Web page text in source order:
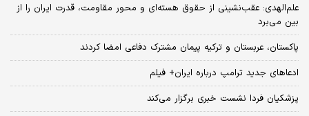
علم‌الهدی: عقب‌نشینی از حقوق هسته‌ای و محور مقاومت، قدرت ایران را از
بین می‌برد
پاکستان، عربستان و ترکیه پیمان مشترک دفاعی امضا کردند
ادعاهای جدید ترامپ درباره ایران+ فیلم
پزشکیان فردا نشست خبری برگزار می‌کند